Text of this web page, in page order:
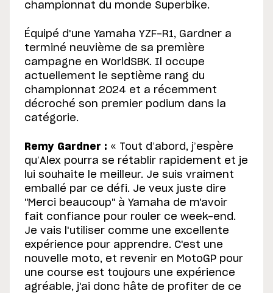
championnat du monde Superbike.
Équipé d'une Yamaha YZF-R1, Gardner a
terminé neuvième de sa première
campagne en WorldSBK. Il occupe
actuellement le septième rang du
championnat 2024 et a récemment
décroché son premier podium dans la
catégorie.
Remy Gardner : « Tout d’abord, j’espère
qu’Alex pourra se rétablir rapidement et je
lui souhaite le meilleur. Je suis vraiment
emballé par ce défi. Je veux juste dire
"Merci beaucoup" à Yamaha de m'avoir
fait confiance pour rouler ce week-end.
Je vais l'utiliser comme une excellente
expérience pour apprendre. C'est une
nouvelle moto, et revenir en MotoGP pour
une course est toujours une expérience
agréable, j'ai donc hâte de profiter de ce